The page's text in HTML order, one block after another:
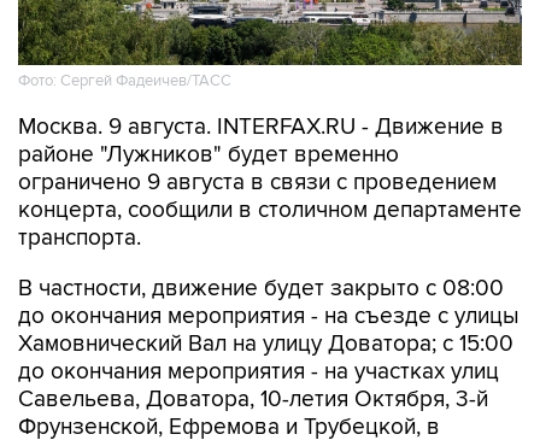
Фото: Сергей Фадеичев/ТАСС
Москва. 9 августа. INTERFAX.RU - Движение в
районе "Лужников" будет временно
ограничено 9 августа в связи с проведением
концерта, сообщили в столичном департаменте
транспорта.
В частности, движение будет закрыто с 08:00
до окончания мероприятия - на съезде с улицы
Хамовнический Вал на улицу Доватора; с 15:00
до окончания мероприятия - на участках улиц
Савельева, Доватора, 10-летия Октября, 3-й
Фрунзенской, Ефремова и Трубецкой, в